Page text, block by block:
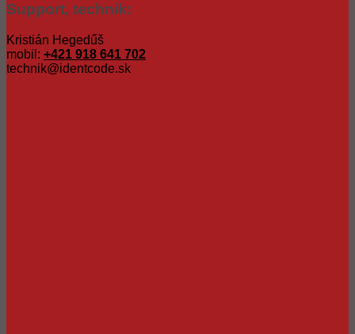
Support, technik:
Kristián Hegedűš
mobil: +421 918 641 702
technik@identcode.sk